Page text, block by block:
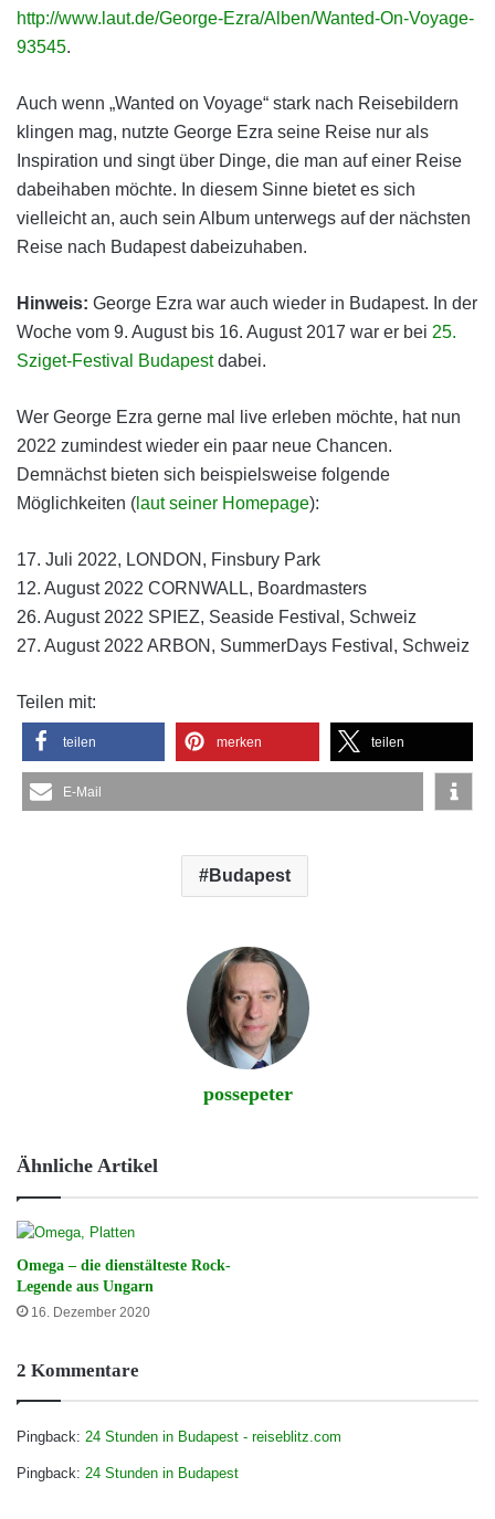
http://www.laut.de/George-Ezra/Alben/Wanted-On-Voyage-
93545.
Auch wenn „Wanted on Voyage“ stark nach Reisebildern
klingen mag, nutzte George Ezra seine Reise nur als
Inspiration und singt über Dinge, die man auf einer Reise
dabeihaben möchte. In diesem Sinne bietet es sich
vielleicht an, auch sein Album unterwegs auf der nächsten
Reise nach Budapest dabeizuhaben.
Hinweis: George Ezra war auch wieder in Budapest. In der
Woche vom 9. August bis 16. August 2017 war er bei 25.
Sziget-Festival Budapestdabei.
Wer George Ezra gerne mal live erleben möchte, hat nun
2022 zumindest wieder ein paar neue Chancen.
Demnächst bieten sich beispielsweise folgende
Möglichkeiten ( laut seiner Homepage):
17. Juli 2022, LONDON, Finsbury Park
12. August 2022 CORNWALL, Boardmasters
26. August 2022 SPIEZ, Seaside Festival , Schweiz
27. August 2022 ARBON, SummerDays Festival , Schweiz
Teilen mit:
teilen merken teilen
E-Mail
Budapest
possepeter
Ähnliche Artikel
Omega – die dienstälteste Rock-
Legende aus Ungarn
16. Dezember 2020
2 Kommentare
Pingback: 24 Stunden in Budapest - reiseblitz.com
Pingback: 24 Stunden in Budapest